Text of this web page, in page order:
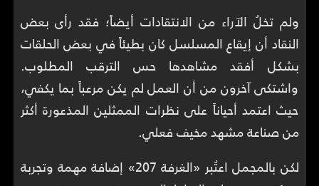
ولم تخلُ الآراء من الانتقادات أيضاً؛ فقد رأى بعض
النقاد أن إيقاع المسلسل كان بطيئاً في بعض الحلقات
بشكل أفقد مشاهدها حس الترقب المطلوب.
واشتكى آخرون من أن العمل لم يكن مرعباً بما يكفي،
حيث اعتمد أحياناً على نظرات الممثلين المذعورة أكثر
من صناعة مشهد مخيف فعلي.
لكن بالمجمل اعتُبر «الغرفة 207» إضافة مهمة وتجربة